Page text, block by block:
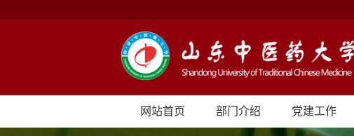
网站首页 部门介绍 党建工作